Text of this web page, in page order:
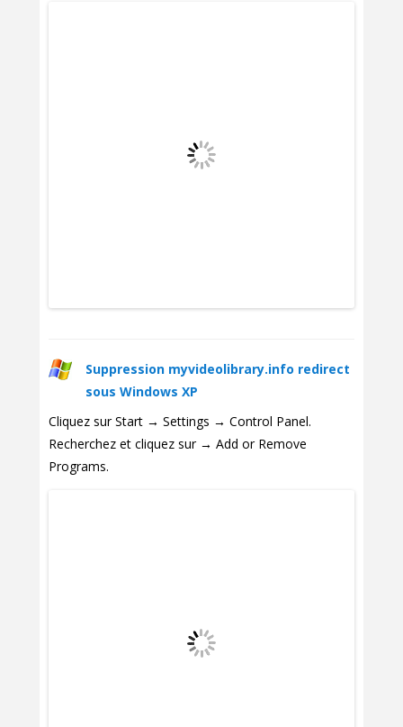
Suppression myvideolibrary.info redirect
sous Windows XP
Cliquez sur Start → Settings → Control Panel.
Recherchez et cliquez sur → Add or Remove
Programs.